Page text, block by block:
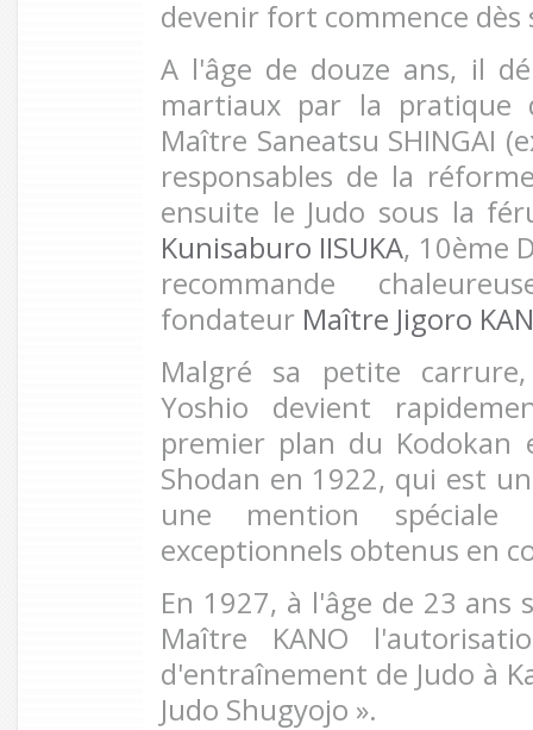
devenir fort commence dès
A l'âge de douze ans, il
martiaux par la pratique
Maître Saneatsu SHINGAI
responsables de la
ensuite le Judo sous la
Kunisaburo IISUKA, 10ème
recommande
fondateur Maître Jigoro
Malgré sa petite
Yoshio devient
premier plan du
Shodan en 1922, qui est
une mention
exceptionnels obtenus en
En 1927, à l'âge de 23
Maître KANO
d'entraînement de Judo à
Judo Shugyojo ».